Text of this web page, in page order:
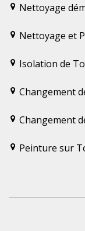
Nettoyage
Nettoyage et
Isolation de
Changement
Changement
Peinture sur